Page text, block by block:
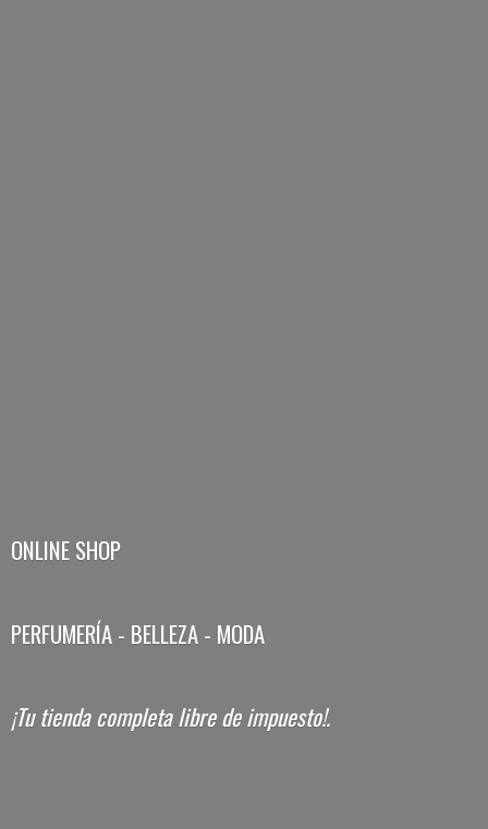
ONLINE SHOP
PERFUMERÍA - BELLEZA - MODA
¡Tu tienda completa librede impuesto!.